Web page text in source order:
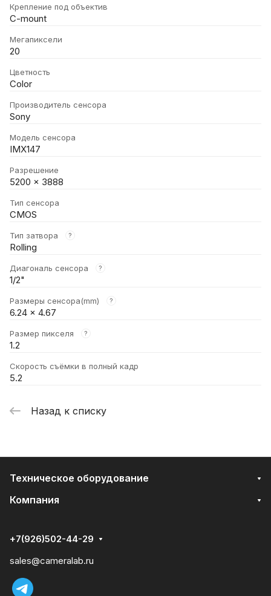
Крепление под объектив
C-mount
Мегапиксели
20
Цветность
Color
Производитель сенсора
Sony
Модель сенсора
IMX147
Разрешение
5200 × 3888
Тип сенсора
CMOS
Тип затвора ?
Rolling
Диагональ сенсора ?
1/2"
Размеры сенсора(mm) ?
6.24 × 4.67
Размер пикселя ?
1.2
Скорость съёмки в полный кадр
5.2
Назад к списку
Техническое оборудование
Компания
+7(926)502-44-29
sales@cameralab.ru